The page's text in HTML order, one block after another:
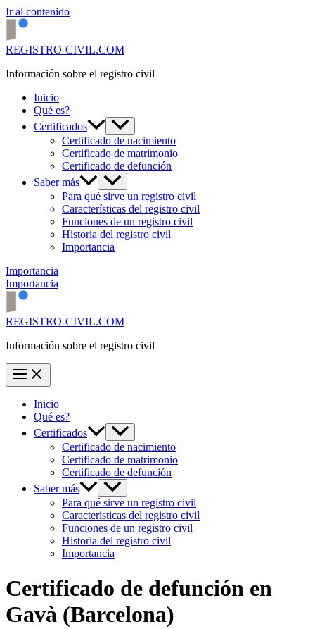
Ir al contenido
REGISTRO-CIVIL.COM
Información sobre el registro civil
Inicio
Qué es?
Certificados
Certificado de nacimiento
Certificado de matrimonio
Certificado de defunción
Saber más
Para qué sirve un registro civil
Características del registro civil
Funciones de un registro civil
Historia del registro civil
Importancia
Importancia
Importancia
REGISTRO-CIVIL.COM
Información sobre el registro civil
Inicio
Qué es?
Certificados
Certificado de nacimiento
Certificado de matrimonio
Certificado de defunción
Saber más
Para qué sirve un registro civil
Características del registro civil
Funciones de un registro civil
Historia del registro civil
Importancia
Certificado de defunción en
Gavà (Barcelona)